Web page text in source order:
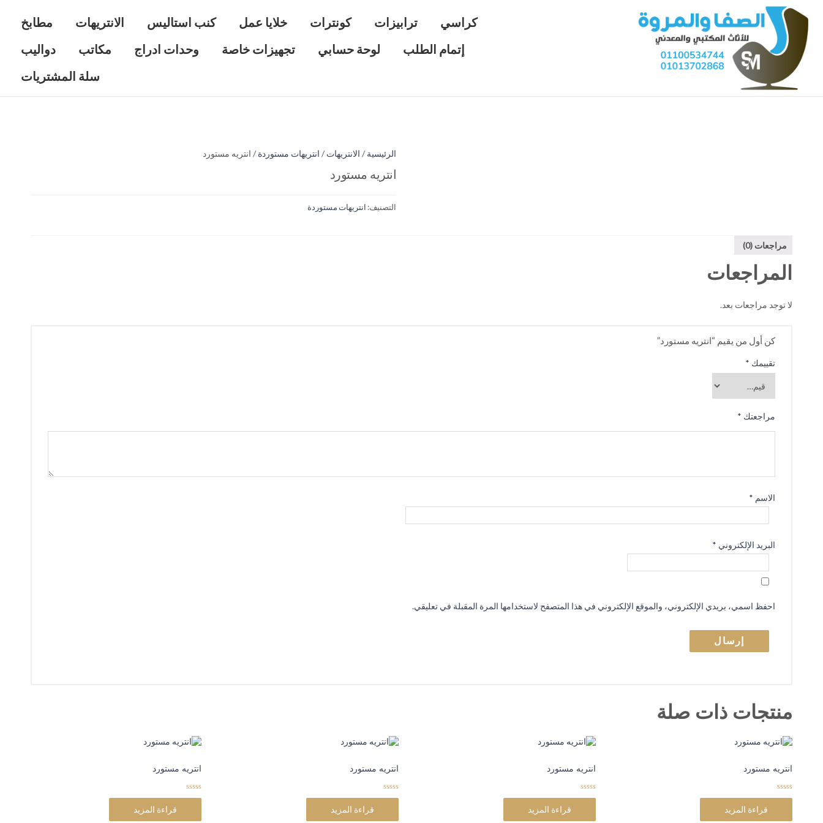
مطابخ الانتريهات كنب استاليس خلايا عمل كونترات ترابيزات
كراسي
دواليب
مكاتب وحدات ادراج تجهيزات خاصة لوحة حسابي
إتمام الطلب
سلة المشتريات
الرئيسية / الانتريهات / انتريهات مستوردة / انتريه مستورد
انتريه مستورد
التصنيف: انتريهات مستوردة
مراجعات (0)
المراجعات
لا توجد مراجعات بعد.
كن أول من يقيم “انتريه مستورد”
تقييمك *
مراجعتك *
الاسم *
البريد الإلكتروني *
احفظ اسمي، بريدي الإلكتروني، والموقع الإلكتروني في هذا المتصفح لاستخدامها المرة المقبلة في تعليقي.
منتجات ذات صلة
انتريه مستورد
0
t
قراءة المزيد
انتريه مستورد
0
t
قراءة المزيد
انتريه مستورد
0
t
قراءة المزيد
انتريه مستورد
0
t
قراءة المزيد